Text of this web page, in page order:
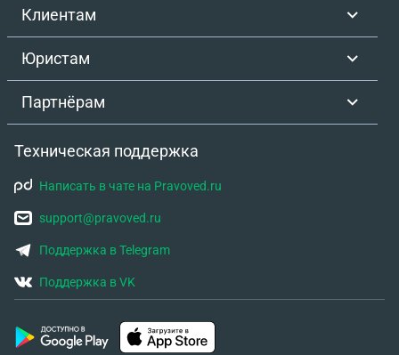
Клиентам
Юристам
Партнёрам
Техническая поддержка
Написать в чате на Pravoved.ru
support@pravoved.ru
Поддержка в Telegram
Поддержка в VK